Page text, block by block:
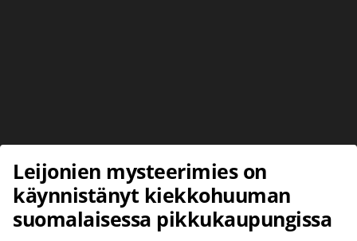
Leijonien mysteerimies on
käynnistänyt kiekkohuuman
suomalaisessa pikkukaupungissa